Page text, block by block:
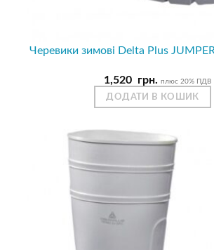
Черевики зимові Delta Plus
1,520 грн. плюс 20% ПДВ
ДОДАТИ В КОШИК